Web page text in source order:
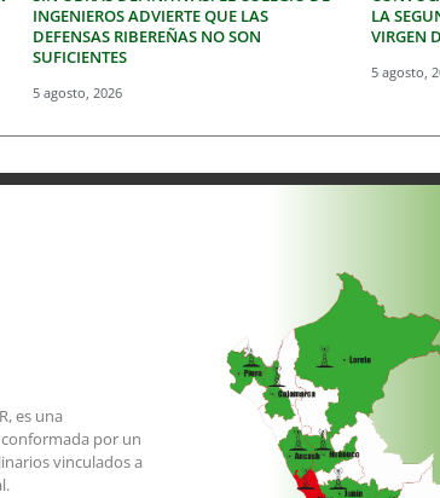
INGENIEROS ADVIERTE QUE LAS
DEFENSAS RIBEREÑAS NO SON
SUFICIENTES
5 agosto, 2026
LA
VIRGEN
5 agosto,
es una
por un
vinculados a